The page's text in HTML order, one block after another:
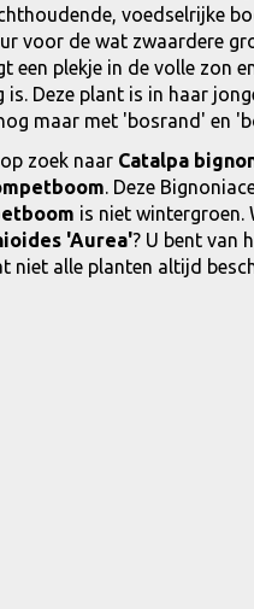
voedselrijke
voor de wat zwaardere
een plekje in de volle zon
is. Deze plant is in haar
maar met 'bosrand' en
zoek naar Catalpa
. Deze
is niet wintergroen.
'Aurea'? U bent van
niet alle planten altijd